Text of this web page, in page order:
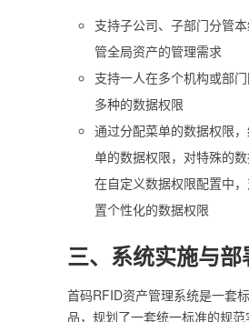
支持子公司、子部门分管
管全局资产的管理需求
支持一人在多个机构或部
多种的数据权限
通过分配菜单的数据权限
单的数据权限，对特殊的
在自定义数据权限配置中
置个性化的数据权限
三、系统实施与部
首码RFID资产管理系统是一套
品，规划了一套统一标准的规